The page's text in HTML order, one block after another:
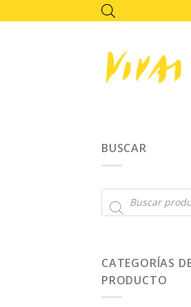
to
BUSCAR
Búsqueda
de
CATEGORÍAS
PRODUCTO